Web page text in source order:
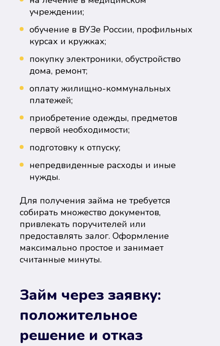
учреждении;
обучение в ВУЗе России, профильных
курсах и кружках;
покупку электроники, обустройство
дома, ремонт;
оплату жилищно-коммунальных
платежей;
приобретение одежды, предметов
первой необходимости;
подготовку к отпуску;
непредвиденные расходы и иные
нужды.
Для получения займа не требуется
собирать множество документов,
привлекать поручителей или
предоставлять залог. Оформление
максимально простое и занимает
считанные минуты.
Займ через заявку:
положительное
решение и отказ